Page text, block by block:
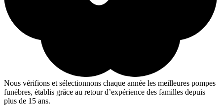
Nous vérifions et sélectionnons chaque année les meilleures pompes
funèbres, établis grâce au retour d’expérience des familles depuis
plus de 15 ans.